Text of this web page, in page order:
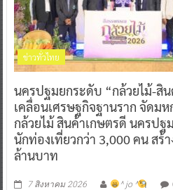
ข่าวทั่วไทย
นครปฐมยกระดับ “กล้วยไม้-สิ
เคลื่อนเศรษฐกิจฐานราก จัดม
กล้วยไม้ สินค้าเกษตรดี นครปฐ
นักท่องเที่ยวกว่า 3,000 คน สร้
ล้านบาท
7 สิงหาคม 2026 ^ jo ^